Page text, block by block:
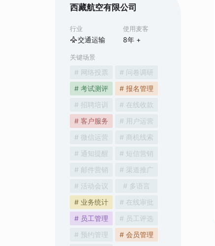
西藏航空有限公司
行业
交通运输
使用麦客
8年 +
关键场景
# 网络投票
# 问卷调研
# 考试测评
# 报名管理
# 招聘培训
# 在线收款
# 客户服务
# 用户运营
# 微信运营
# 商机线索
# 通知提醒
# 短信营销
# 邮件营销
# 渠道推广
# 活动会议
# 多语言
# 业务统计
# 在线审批
# 员工管理
# 员工评选
# 预约管理
# 会员管理